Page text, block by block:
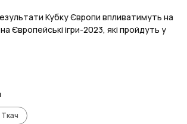
Кубку Європи впливатимуть на
Європейські ігри-2023, які пройдуть у